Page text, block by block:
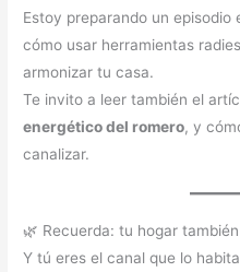
Estoy preparando un
cómo usar herramientas
armonizar tu casa.
Te invito a leer también el
energético del romero, y
canalizar.
🌿 Recuerda: tu hogar
Y tú eres el canal que lo